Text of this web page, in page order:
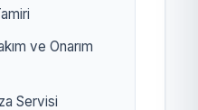
ve Onarım
Servisi